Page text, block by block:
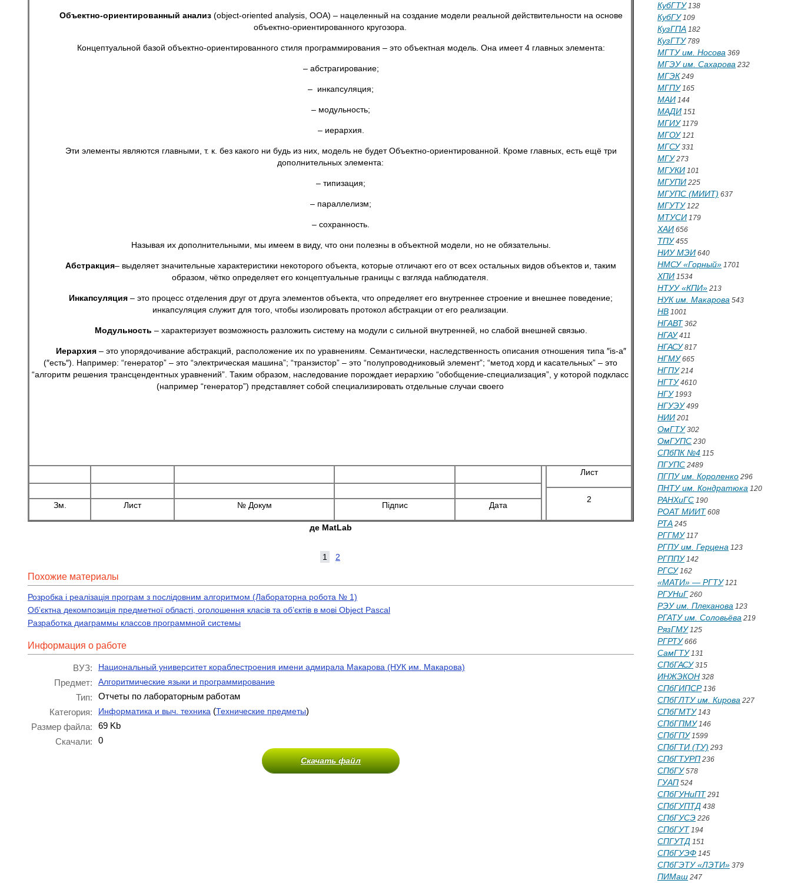
Объектно-ориентированный анализ(object-oriented analysis, OOA) – нацеленный на создание модели реальной действительности на основе
объектно-ориентированного кругозора.
Концептуальной базой объектно-ориентированного стиля программирования – это объектная модель. Она имеет 4 главных элемента:
– абстрагирование;
– инкапсуляция;
– модульность;
– иерархия.
Эти элементы являются главными, т. к. без какого ни будь из них, модель не будет Объектно-ориентированной. Кроме главных, есть ещё три
дополнительных элемента:
– типизация;
– параллелизм;
– сохранность.
Называя их дополнительными, мы имеем в виду, что они полезны в объектной модели, но не обязательны.
Абстракция– выделяет значительные характеристики некоторого объекта, которые отличают его от всех остальных видов объектов и, таким
образом, чётко определяет его концептуальные границы с взгляда наблюдателя.
Инкапсуляция – это процесс отделения друг от друга элементов объекта, что определяет его внутреннее строение и внешнее поведение;
инкапсуляция служит для того, чтобы изолировать протокол абстракции от его реализации.
Модульность – характеризует возможность разложить систему на модули с сильной внутренней, но слабой внешней связью.
Иерархия– это упорядочивание абстракций, расположение их по уравнениям. Семантически, наследственность описания отношения типа ″is-a″
(″есть″). Например: “генератор” – это “электрическая машина”; “транзистор” – это “полупроводниковый элемент”; “метод хорд и касательных” – это
“алгоритм решения трансцендентных уравнений”. Таким образом, наследование порождает иерархию “обобщение-специализация”, у которой подкласс
(например “генератор”) представляет собой специализировать отдельные случаи своего
Лист
2
Зм. Лист № Докум Підпис Дата
де MatLab
1 2
Похожие материалы
Розробка і реалізація програм з послідовним алгоритмом (Лабораторна робота № 1)
Об’єктна декомпозиція предметної області, оголошення класів та об’єктів в мові Object Pascal
Разработка диаграммы классов программной системы
Информация о работе
ВУЗ: Национальный университет кораблестроения имени адмирала Макарова (НУК им. Макарова)
Предмет: Алгоритмические языки и программирование
Тип:
Отчеты по лабораторным работам
Категория:
Информатика и выч. техника (Технические предметы)
Размер файла:
69 Kb
Скачали:
0
Скачать файл
КубГТУ138
КубГУ109
КузГПА 182
КузГТУ789
МГТУ им. Носова 369
МГЭУ им. Сахарова 232
МГЭК 249
МГПУ165
МАИ 144
МАДИ 151
МГИУ1179
МГОУ121
МГСУ331
МГУ273
МГУКИ 101
МГУПИ 225
МГУПС (МИИТ) 637
МГУТУ122
МТУСИ 179
ХАИ 656
ТПУ455
НИУ МЭИ 640
НМСУ «Горный» 1701
ХПИ 1534
НТУУ «КПИ» 213
НУК им. Макарова 543
НВ 1001
НГАВТ 362
НГАУ411
НГАСУ817
НГМУ665
НГПУ214
НГТУ4610
НГУ1993
НГУЭУ499
НИИ 201
ОмГТУ302
ОмГУПС 230
СПбПК №4 115
ПГУПС 2489
ПГПУ им. Короленко 296
ПНТУ им. Кондратюка 120
РАНХиГС 190
РОАТ МИИТ 608
РТА 245
РГГМУ117
РГПУ им. Герцена 123
РГППУ142
РГСУ162
«МАТИ» — РГТУ121
РГУНиГ 260
РЭУ им. Плеханова 123
РГАТУ им. Соловьёва 219
РязГМУ125
РГРТУ666
СамГТУ131
СПбГАСУ315
ИНЖЭКОН 328
СПбГИПСР136
СПбГЛТУ им. Кирова 227
СПбГМТУ143
СПбГПМУ146
СПбГПУ1599
СПбГТИ (ТУ) 293
СПбГТУРП 236
СПбГУ578
ГУАП 524
СПбГУНиПТ 291
СПбГУПТД 438
СПбГУСЭ 226
СПбГУТ 194
СПГУТД 151
СПбГУЭФ 145
СПбГЭТУ «ЛЭТИ» 379
ПИМаш 247